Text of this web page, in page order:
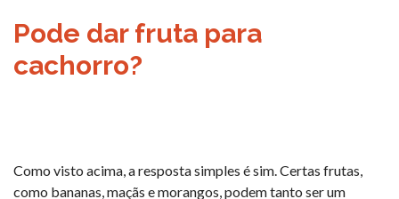
Pode dar fruta para
cachorro?
Como visto acima, a resposta simples é sim. Certas frutas,
como bananas, maçãs e morangos, podem tanto ser um